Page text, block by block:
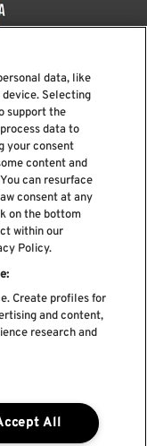
data, like
device. Selecting
support the
data to
your consent
content and
can resurface
consent at any
on the bottom
within our
Policy.
Create profiles for
and content,
research and
All